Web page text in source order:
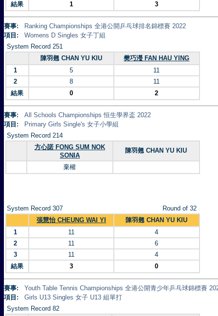
結果
1 3
賽事:
Ranking Championships 全港公開乒乓球排名錦標賽 2022
項目:
Womens D Singles 女子丁組
System Record 251
陳羽翹 CHAN YU KIU
樊巧瀅 FAN HAU YING
1
5
11
2
8
11
結果
0 2
賽事:
All Schools Championships 恒生學界盃 2022
項目:
Primary Girls Single's 女子小學組
System Record 214
方心諾 FONG SUM NOK
SONIA
陳羽翹 CHAN YU KIU
棄權
System Record 307
Round of 32
張慧怡 CHEUNG WAI YI
陳羽翹 CHAN YU KIU
1
11
4
2
11
6
3
11
4
結果
3 0
賽事:
Youth Table Tennis Championships 全港公開青少年乒乓球錦標賽
項目:
Girls U13 Singles 女子 U13 組單打
System Record 82